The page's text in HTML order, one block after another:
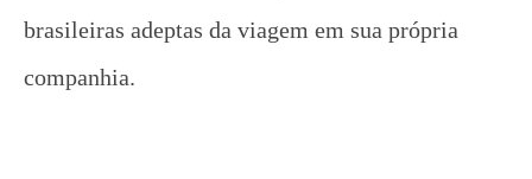
brasileiras adeptas da viagem em sua própria
companhia.